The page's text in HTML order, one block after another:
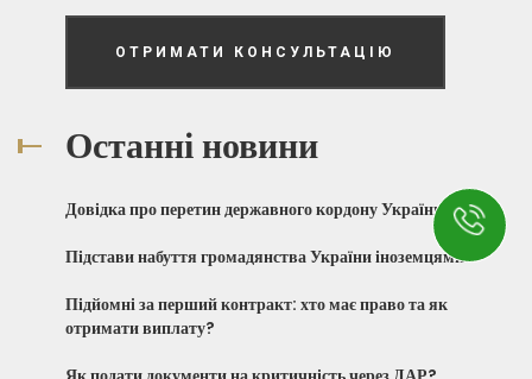
ОТРИМАТИ КОНСУЛЬТАЦІЮ
Останні новини
Довідка про перетин державного кордону України
Підстави набуття громадянства України іноземцями
Підйомні за перший контракт: хто має право та як
отримати виплату?